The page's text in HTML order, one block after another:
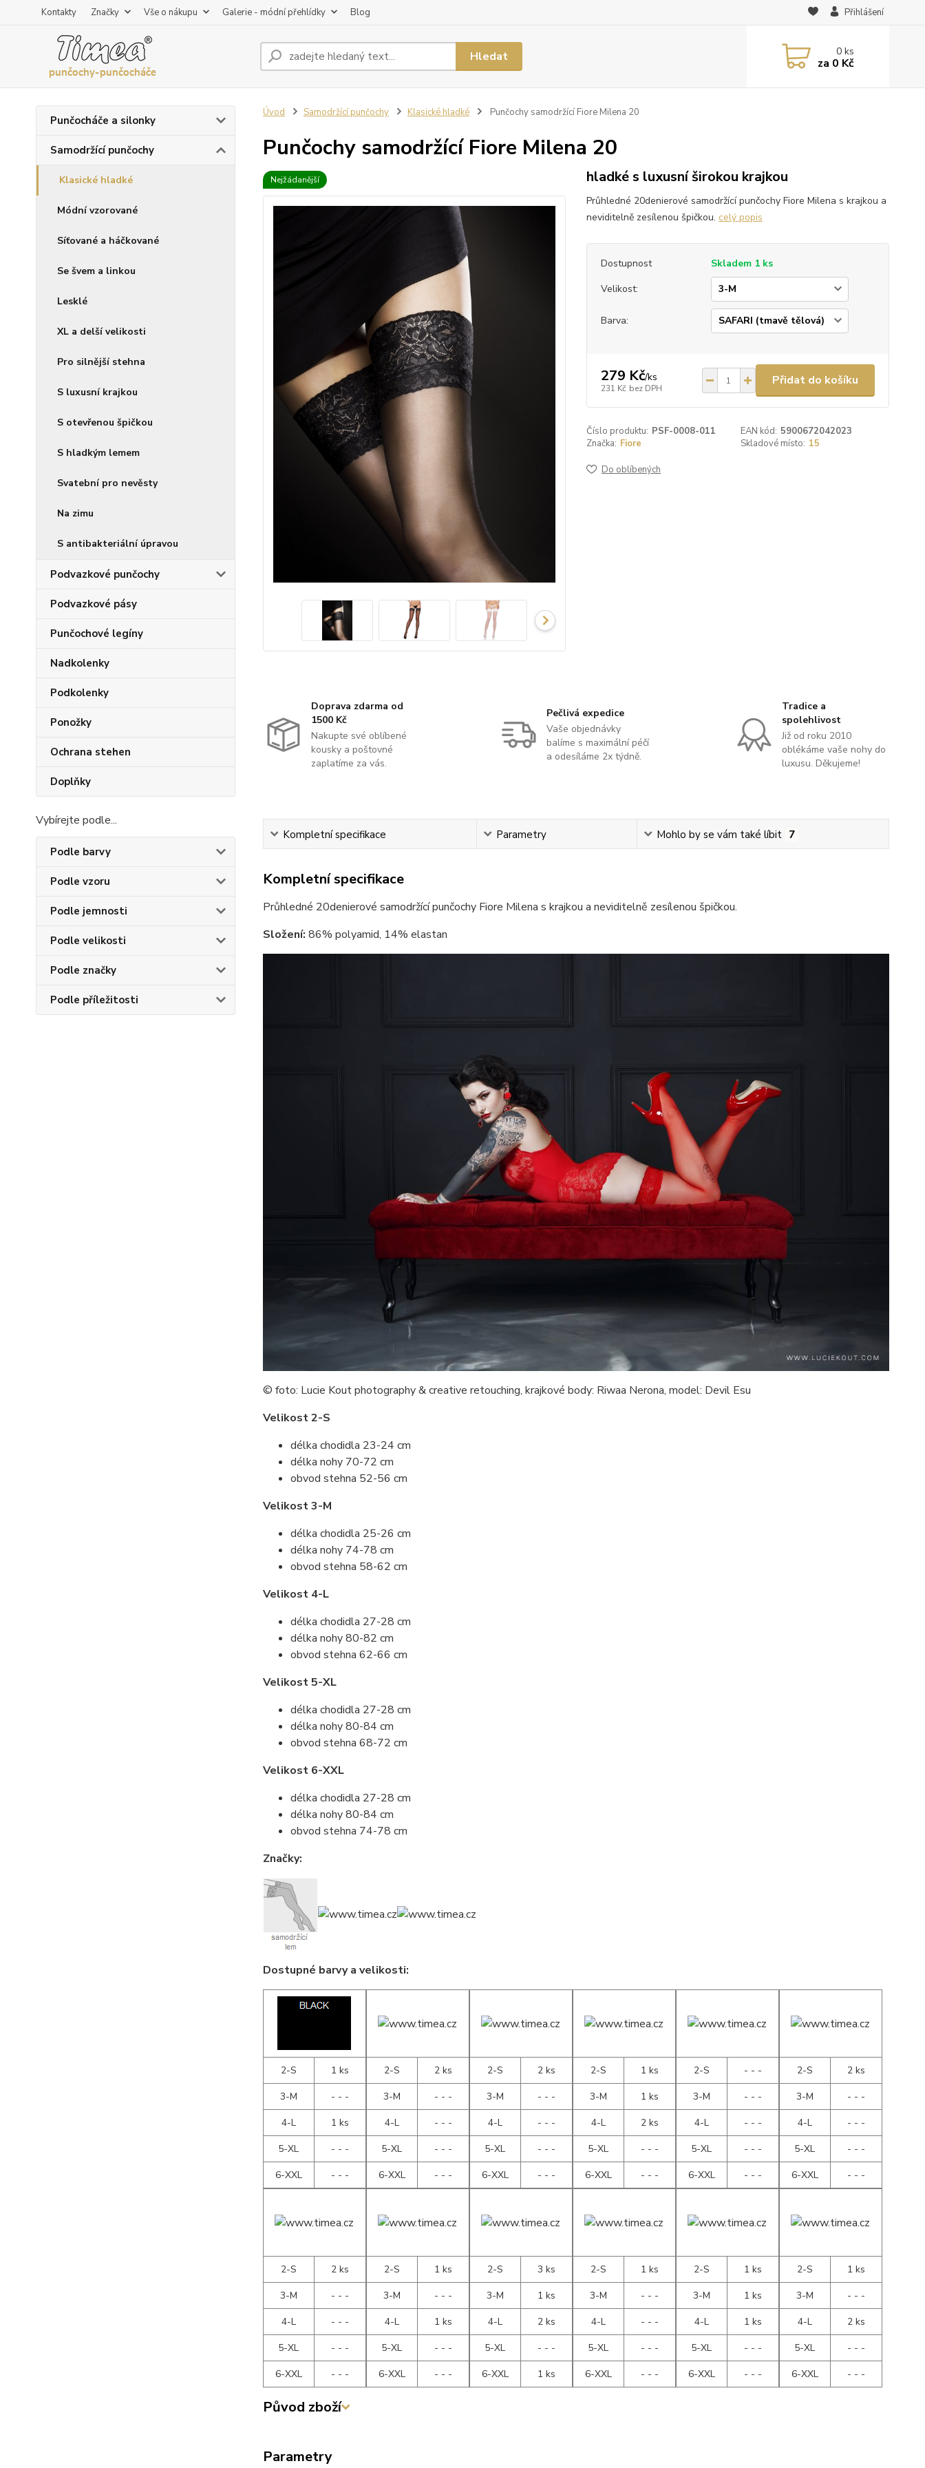
Kontakty Značky Vše o nákupu Galerie - módní přehlídky Blog Přihlášení
Hledat 0ks
za 0 Kč
Punčocháče a silonky
Samodržící punčochy
Klasické hladké
Módní vzorované
Síťované a háčkované
Se švem a linkou
Lesklé
XL a delší velikosti
Pro silnější stehna
S luxusní krajkou
S otevřenou špičkou
S hladkým lemem
Svatební pro nevěsty
Na zimu
S antibakteriální úpravou
Podvazkové punčochy
Podvazkové pásy
Punčochové legíny
Nadkolenky
Podkolenky
Ponožky
Ochrana stehen
Doplňky
Vybírejte podle...
Podle barvy
Podle vzoru
Podle jemnosti
Podle velikosti
Podle značky
Podle příležitosti
Úvod Samodržící punčochy Klasické hladké Punčochy samodržící Fiore Milena 20
Punčochy samodržící Fiore Milena 20
Nejžádanější hladké s luxusní širokou krajkou
Průhledné 20denierové samodržící punčochy Fiore Milena s krajkou a
neviditelně zesílenou špičkou. celý popis
Dostupnost
Skladem 1 ks
Velikost:
Barva:
279 Kč/ks
231 Kč bez DPH
Přidat do košíku
Číslo produktu: PSF-0008-011 EAN kód: 5900672042023
Značka: Fiore Skladové místo: 15
Do oblíbených
Doprava zdarma od
1500 Kč
Nakupte své oblíbené
kousky a poštovné
zaplatíme za vás.
Pečlivá expedice
Vaše objednávky
balíme s maximální péčí
a odesíláme 2x týdně.
Tradice a
spolehlivost
Již od roku 2010
oblékáme vaše nohy do
luxusu. Děkujeme!
Kompletní specifikace Parametry Mohlo by se vám také líbit 7
Kompletní specifikace
Průhledné 20denierové samodržící punčochy Fiore Milena s krajkou a neviditelně zesílenou špičkou.
Složení: 86% polyamid, 14% elastan
© foto: Lucie Kout photography & creative retouching, krajkové body: Riwaa Nerona, model: Devil Esu
Velikost 2-S
délka chodidla 23-24 cm
délka nohy 70-72 cm
obvod stehna 52-56 cm
Velikost 3-M
délka chodidla 25-26 cm
délka nohy 74-78 cm
obvod stehna 58-62 cm
Velikost 4-L
délka chodidla 27-28 cm
délka nohy 80-82 cm
obvod stehna 62-66 cm
Velikost 5-XL
délka chodidla 27-28 cm
délka nohy 80-84 cm
obvod stehna 68-72 cm
Velikost 6-XXL
délka chodidla 27-28 cm
délka nohy 80-84 cm
obvod stehna 74-78 cm
Značky:
Dostupné barvy a velikosti:
2-S
1 ks
3-M
- - -
4-L
1 ks
5-XL
- - -
6-XXL
- - -
2-S
2 ks
3-M
- - -
4-L
- - -
5-XL
- - -
6-XXL
- - -
2-S
2 ks
3-M
- - -
4-L
- - -
5-XL
- - -
6-XXL
- - -
2-S
1 ks
3-M
1 ks
4-L
2 ks
5-XL
- - -
6-XXL
- - -
2-S
- - -
3-M
- - -
4-L
- - -
5-XL
- - -
6-XXL
- - -
2-S
2 ks
3-M
- - -
4-L
- - -
5-XL
- - -
6-XXL
- - -
2-S
2 ks
3-M
- - -
4-L
- - -
5-XL
- - -
6-XXL
- - -
2-S
1 ks
3-M
- - -
4-L
1 ks
5-XL
- - -
6-XXL
- - -
2-S
3 ks
3-M
1 ks
4-L
2 ks
5-XL
- - -
6-XXL
1 ks
2-S
1 ks
3-M
- - -
4-L
- - -
5-XL
- - -
6-XXL
- - -
2-S
1 ks
3-M
1 ks
4-L
1 ks
5-XL
- - -
6-XXL
- - -
2-S
1 ks
3-M
- - -
4-L
2 ks
5-XL
- - -
6-XXL
- - -
Původ zboží
Parametry